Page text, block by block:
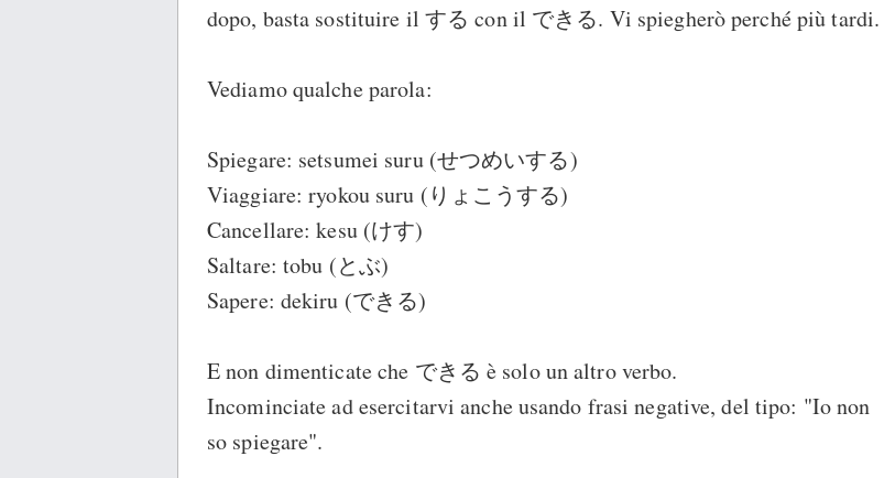
dopo, basta sostituire il する con il できる. Vi spiegherò perché più tardi.
Vediamo qualche parola:
Spiegare: setsumei suru (せつめいする)
Viaggiare: ryokou suru (りょこうする)
Cancellare: kesu (けす)
Saltare: tobu (とぶ)
Sapere: dekiru (できる)
E non dimenticate che できる è solo un altro verbo.
Incominciate ad esercitarvi anche usando frasi negative, del tipo: "Io non
so spiegare".